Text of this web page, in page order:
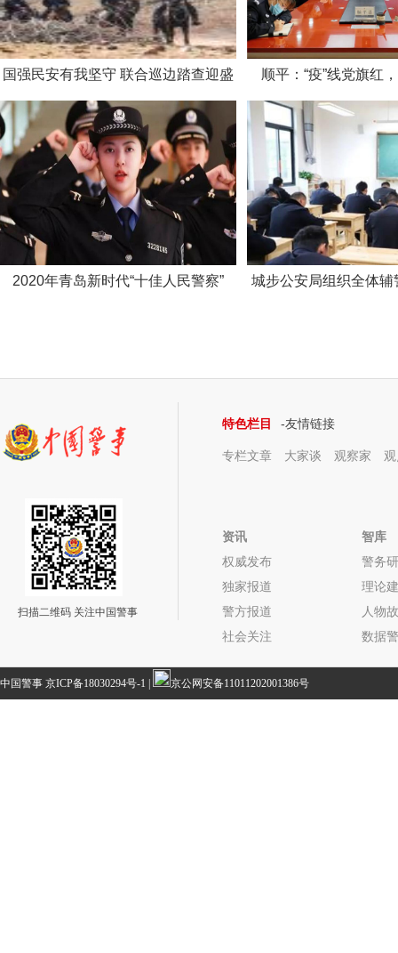
国强民安有我坚守 联合巡边踏查迎盛
会
顺平：“疫”线党旗红
2020年青岛新时代“十佳人民警察” 城步公安局组织全体辅
扫描二维码 关注中国警事
特色栏目 -友情链接
专栏文章 大家谈 观察家
资讯
权威发布
独家报道
警方报道
社会关注
智库
警务
理论
人物
数据
中国警事 京ICP备18030294号-1 京公网安备11011202001386号